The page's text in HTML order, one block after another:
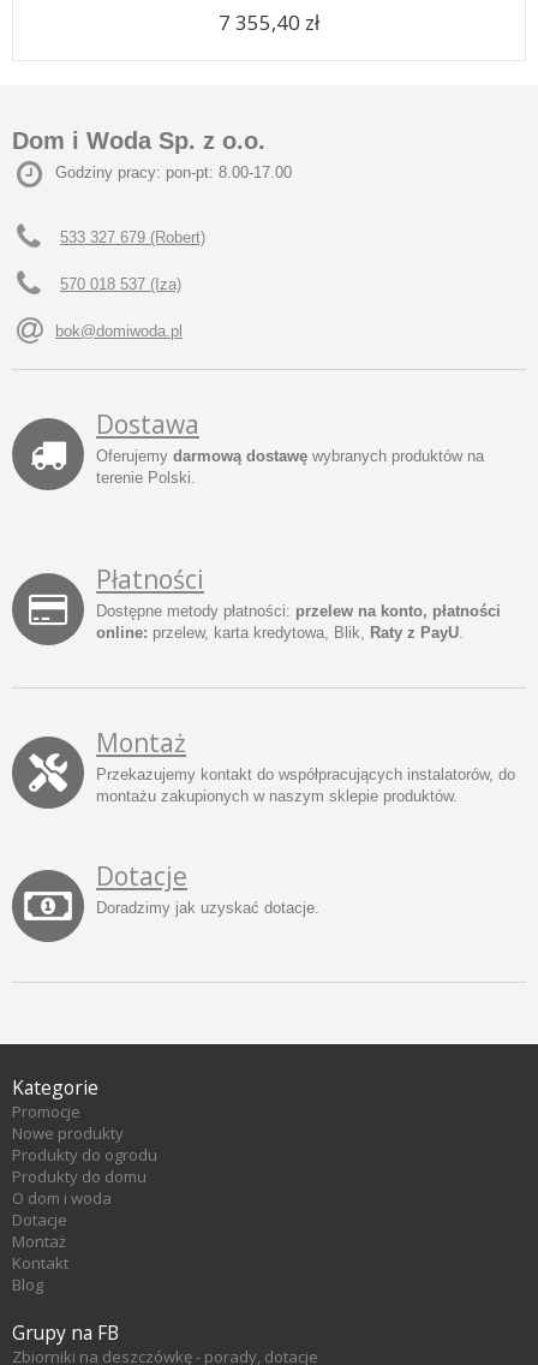
7 355,40 zł
Dom i Woda Sp. z o.o.
Godziny pracy: pon-pt: 8.00-17.00
533 327 679 (Robert)
570 018 537 (Iza)
bok@domiwoda.pl
Dostawa
Oferujemy darmową dostawę wybranych produktów na
terenie Polski.
Płatności
Dostępne metody płatności: przelew na konto, płatności
online: przelew, karta kredytowa, Blik, Raty z PayU.
Montaż
Przekazujemy kontakt do współpracujących instalatorów, do
montażu zakupionych w naszym sklepie produktów.
Dotacje
Doradzimy jak uzyskać dotacje.
Kategorie
Promocje
Nowe produkty
Produkty do ogrodu
Produkty do domu
O dom i woda
Dotacje
Montaż
Kontakt
Blog
Grupy na FB
Zbiorniki na deszczówkę - porady, dotacje